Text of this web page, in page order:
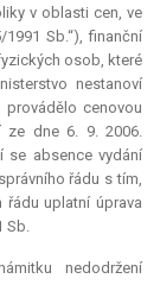
v oblasti cen, ve
Sb.“), finanční
osob, které
nestanoví
cenovou
ze dne 6. 9. 2006.
se absence vydání
řádu s tím,
uplatní úprava
Sb.
nedodržení